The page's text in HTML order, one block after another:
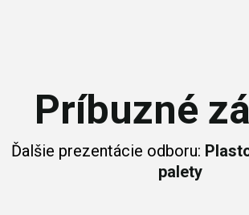
Príbuzné
Ďalšie prezentácie odboru:
palety